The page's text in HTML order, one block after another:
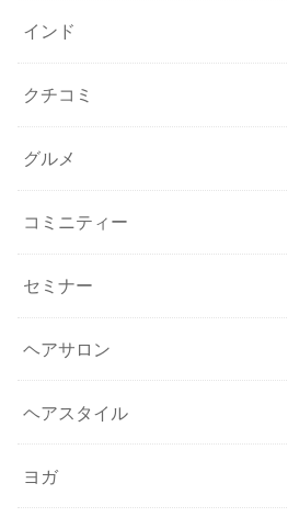
インド
クチコミ
グルメ
コミニティー
セミナー
ヘアサロン
ヘアスタイル
ヨガ